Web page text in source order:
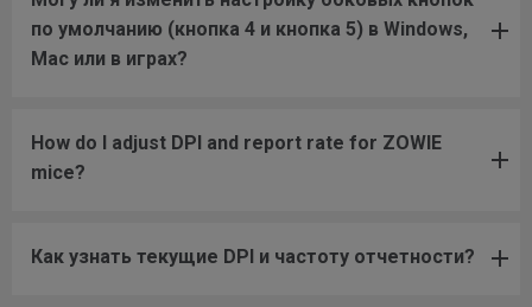
по умолчанию (кнопка 4 и кнопка 5) в Windows,
Mac или в играх?
How do I adjust DPI and report rate for ZOWIE
mice?
Как узнать текущие DPI и частоту отчетности?